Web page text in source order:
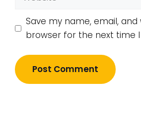
Save my name, email,
browser for the next time